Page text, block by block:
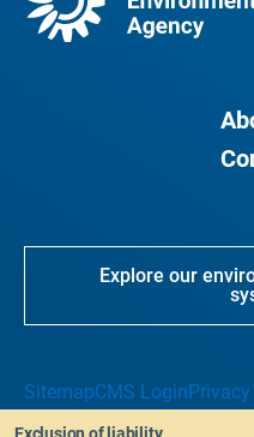
Explore our
SitemapCMS LoginPrivacy
Exclusion of liability